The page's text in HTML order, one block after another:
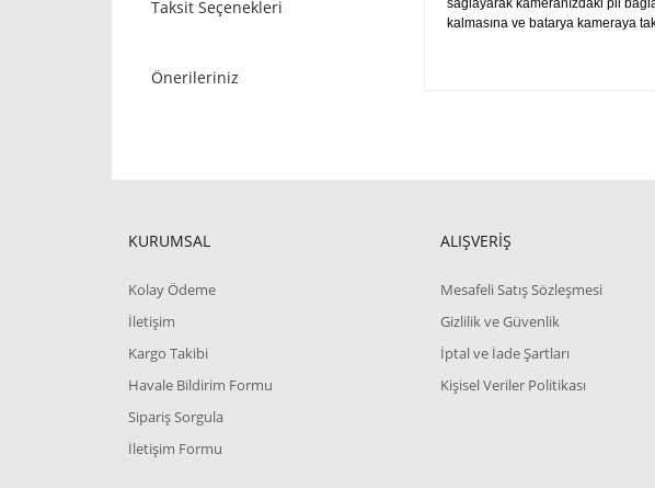
Taksit Seçenekleri
Önerileriniz
sağlayarak kameranızdaki pil
kalmasına ve batarya kameraya
KURUMSAL
Kolay Ödeme
İletişim
Kargo Takibi
Havale Bildirim Formu
Sipariş Sorgula
İletişim Formu
ALIŞVERİŞ
Mesafeli Satış Sözleşmesi
Gizlilik ve Güvenlik
İptal ve İade Şartları
Kişisel Veriler Politikası